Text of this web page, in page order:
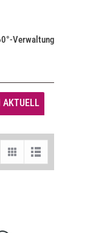
Verwaltung
AKTUELL